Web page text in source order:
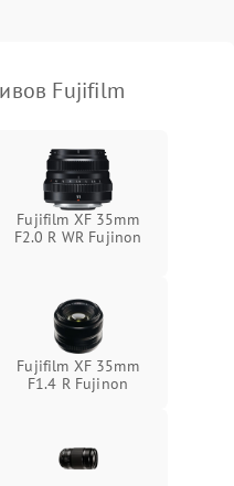
Fujifilm
Fujifilm XF 35mm
F2.0 R WR Fujinon
Fujifilm XF 35mm
F1.4 R Fujinon